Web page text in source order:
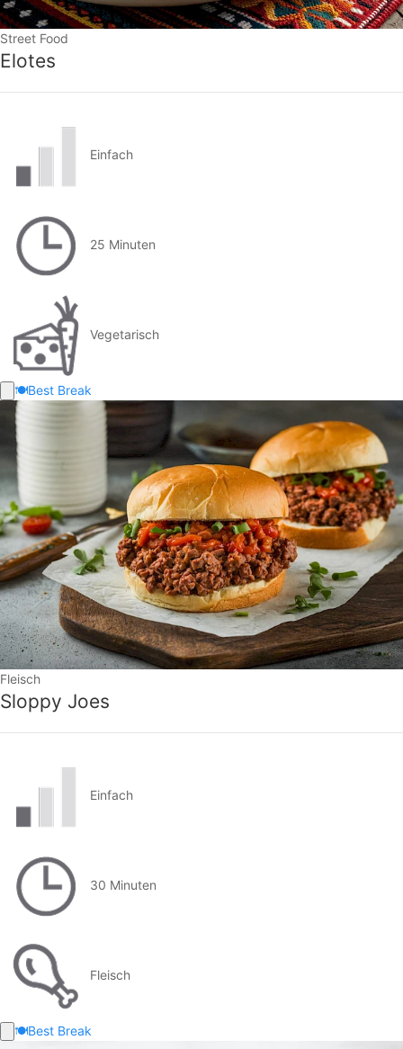
Street Food
Elotes
Einfach
25 Minuten
Vegetarisch
🍽️Best Break
Fleisch
Sloppy Joes
Einfach
30 Minuten
Fleisch
🍽️Best Break